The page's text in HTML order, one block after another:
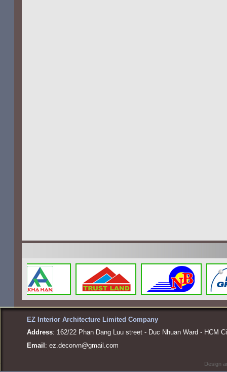
EZ Interior Architecture Limited Company
Address: 162/22 Phan Dang Luu street - Duc Nhuan Ward - HCM
Email : ez.decorvn@gmail.com
Design